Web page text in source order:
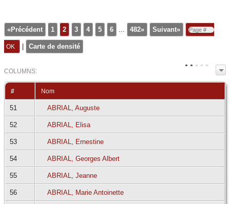
«Précédent 1 2 3 4 5 6 ... 482» Suivant»
Carte de densité
COLUMN S:
# Nom
51 ABRIAL, Auguste
52 ABRIAL, Elisa
53 ABRIAL, Ernestine
54 ABRIAL, Georges Albert
55 ABRIAL, Jeanne
56 ABRIAL, Marie Antoinette